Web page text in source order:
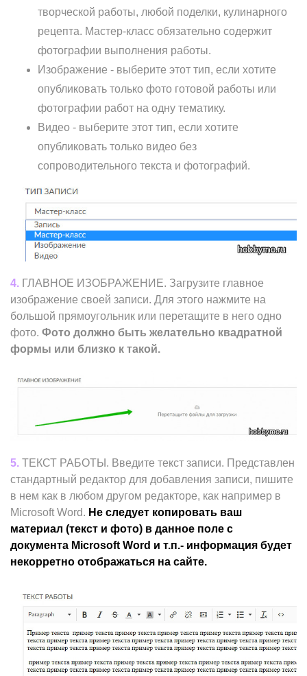
творческой работы, любой поделки, кулинарного
рецепта. Мастер-класс обязательно содержит
фотографии выполнения работы.
Изображение - выберите этот тип, если хотите
опубликовать только фото готовой работы или
фотографии работ на одну тематику.
Видео - выберите этот тип, если хотите
опубликовать только видео без
сопроводительного текста и фотографий.
4. ГЛАВНОЕ ИЗОБРАЖЕНИЕ. Загрузите главное
изображение своей записи. Для этого нажмите на
большой прямоугольник или перетащите в него одно
фото. Фото должно быть желательно квадратной
формы или близко к такой.
5. ТЕКСТ РАБОТЫ. Введите текст записи. Представлен
стандартный редактор для добавления записи, пишите
в нем как в любом другом редакторе, как например в
Microsoft Word. Не следует копировать ваш
материал (текст и фото) в данное поле с
документа Microsoft Word и т.п.- информация будет
некорретно отображаться на сайте.